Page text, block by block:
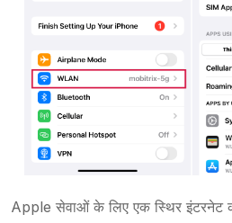
Apple सेवाओं के लिए एक स्थिर इंटरनेट